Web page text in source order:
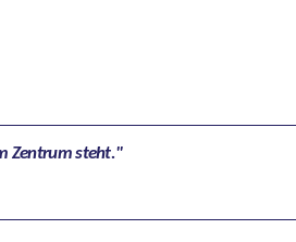
Zentrum steht.